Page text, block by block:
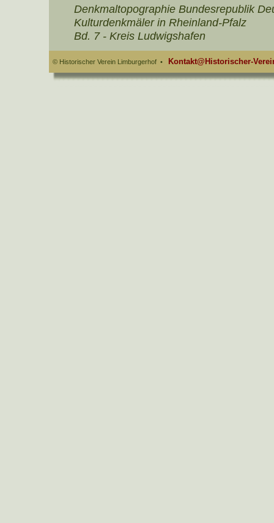
Denkmaltopographie Bundesrepublik
Kulturdenkmäler in Rheinland-Pfalz
Bd. 7 - Kreis Ludwigshafen
© Historischer Verein Limburgerhof • Kontakt@Historischer-